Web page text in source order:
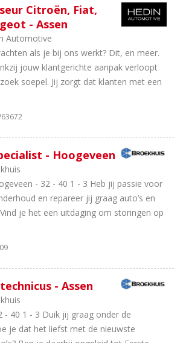
Citroën, Fiat,
- Assen
Automotive
als je bij ons werkt? Dit, en meer.
jouw klantgerichte aanpak verloopt
soepel. Jij zorgt dat klanten met een
- Hoogeveen
- 32 - 40 1 - 3 Heb jij passie voor
en repareer jij graag auto’s en
je het een uitdaging om storingen op
- Assen
- 40 1 - 3 Duik jij graag onder de
je dat het liefst met de nieuwste